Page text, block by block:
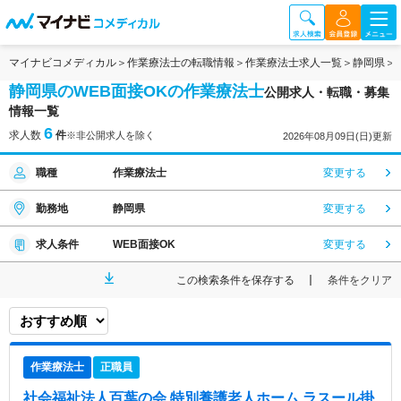
マイナビコメディカル 作業療法士の転職情報 作業療法士求人一覧 静岡県
静岡県のWEB面接OKの作業療法士公開求人・転職・募集
情報一覧
求人数 6 件※非公開求人を除く 2026年08月09日(日)更新
職種 作業療法士 変更する
勤務地 静岡県 変更する
求人条件 WEB面接OK 変更する
この検索条件を保存する 条件をクリア
作業療法士 正職員